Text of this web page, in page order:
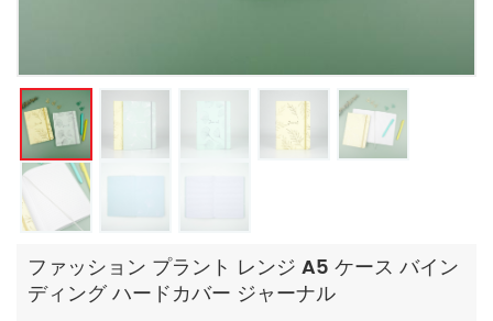
ファッション プラント レンジ A5 ケース バイン
ディング ハードカバー ジャーナル